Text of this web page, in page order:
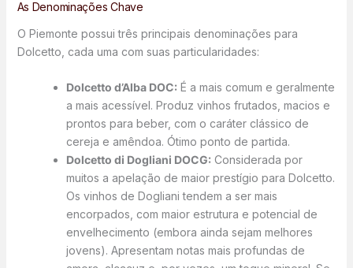
As Denominações Chave
O Piemonte possui três principais denominações para
Dolcetto, cada uma com suas particularidades:
Dolcetto d’Alba DOC:É a mais comum e geralmente
a mais acessível. Produz vinhos frutados, macios e
prontos para beber, com o caráter clássico de
cereja e amêndoa. Ótimo ponto de partida.
Dolcetto di Dogliani DOCG:Considerada por
muitos a apelação de maior prestígio para Dolcetto.
Os vinhos de Dogliani tendem a ser mais
encorpados, com maior estrutura e potencial de
envelhecimento (embora ainda sejam melhores
jovens). Apresentam notas mais profundas de